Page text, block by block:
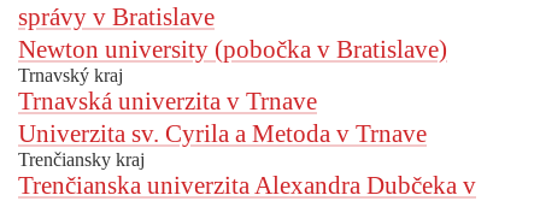
správy v Bratislave
Newton university (pobočka v Bratislave)
Trnavský kraj
Trnavská univerzita v Trnave
Univerzita sv. Cyrila a Metoda v Trnave
Trenčiansky kraj
Trenčianska univerzita Alexandra Dubčeka v